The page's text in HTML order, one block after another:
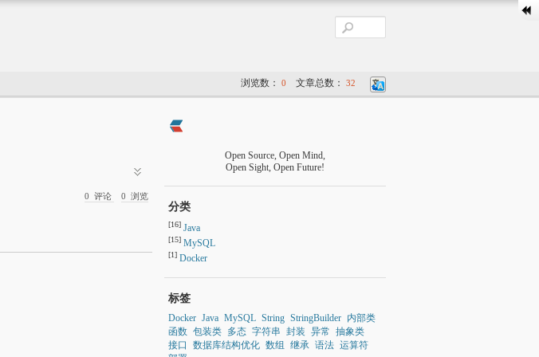
浏览数： 0 文章总数： 32
0 评论 0 浏览
Open Source, Open Mind,
Open Sight, Open Future!
分类
[16] Java
[15] MySQL
[1] Docker
标签
Docker Java MySQL String StringBuilder 内部类
函数 包装类 多态 字符串 封装 异常 抽象类
接口
数据库结构优化 数组 继承 语法 运算符